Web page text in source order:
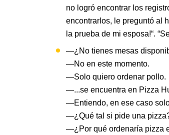
no logró encontrar los
encontrarlos, le preguntó al
la prueba de mi esposa!“.
—¿No tienes mesas
—No en este momento.
—Solo quiero ordenar pollo.
—...se encuentra en Pizza
—Entiendo, en ese caso
—¿Qué tal si pide una
—¿Por qué ordenaría pizza